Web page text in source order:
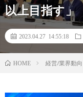
以上目指す」
2023.04.27 14:55:18
HOME 経営/業界動向